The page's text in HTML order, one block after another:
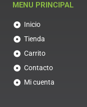
MENU PRINCIPAL
Inicio
Tienda
Carrito
Contacto
Mi cuenta